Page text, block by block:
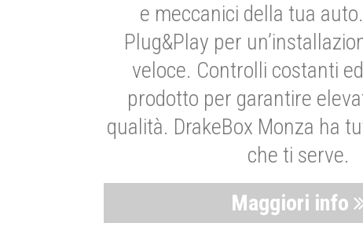
e meccanici della tua
Plug&Play per
veloce. Controlli costanti
prodotto per garantire
qualità. DrakeBox Monza ha
che ti serve.
Maggiori info